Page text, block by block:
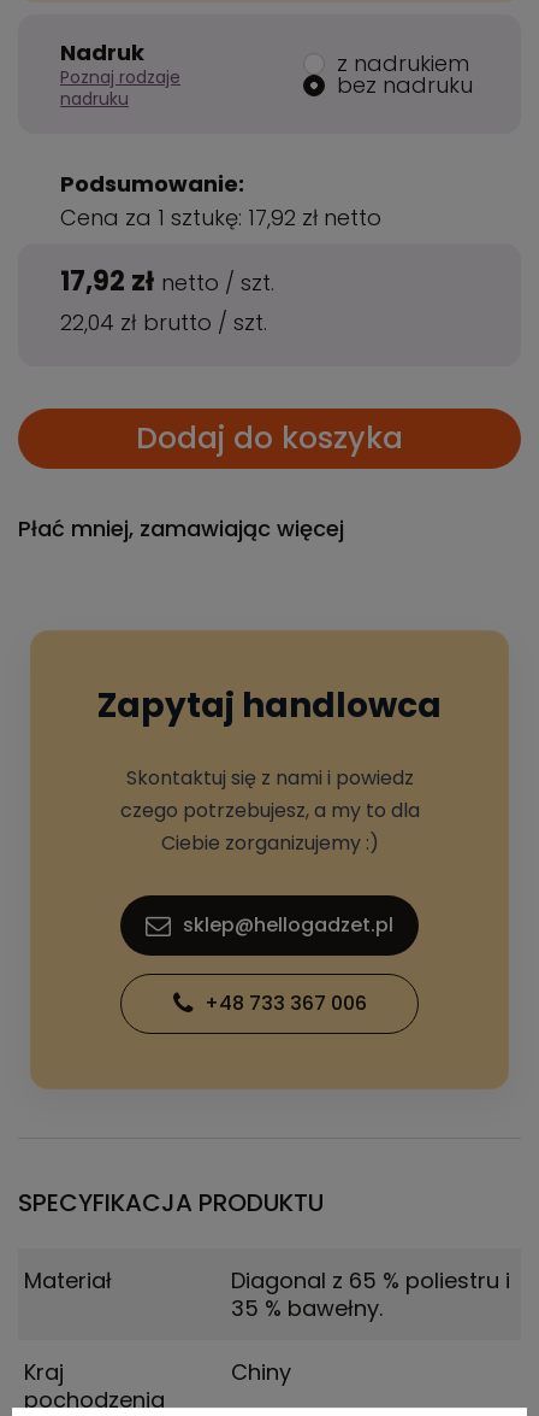
Nadruk
Poznaj rodzaje
nadruku
z nadrukiem
bez nadruku
Podsumowanie:
Cena za 1 sztukę: 17,92 zł netto
17,92 zł netto / szt.
22,04 zł brutto / szt.
Dodaj do koszyka
Płać mniej, zamawiając więcej
Zapytaj handlowca
Skontaktuj się z nami i powiedz
czego potrzebujesz, a my to dla
Ciebie zorganizujemy :)
sklep@hellogadzet.pl
+48 733 367 006
SPECYFIKACJA PRODUKTU
Materiał
Diagonal z 65 % poliestru i
35 % bawełny.
Kraj
pochodzenia
Chiny